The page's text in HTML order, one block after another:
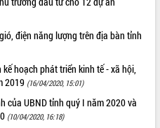
điện năng lượng trên địa bàn tỉnh
hoạch phát triển kinh tế - xã hội,
2019 (16/04/2020, 15:01)
của UBND tỉnh quý I năm 2020 và
(10/04/2020, 16:18)